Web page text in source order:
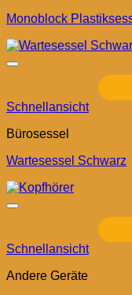
Monoblock
Schnellansicht
Bürosessel
Wartesessel Schwarz
Schnellansicht
Andere Geräte